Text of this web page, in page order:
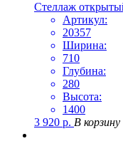
Стеллаж
Артикул:
20357
Ширина:
710
Глубина:
280
Высота:
1400
3 920 р. В корзину